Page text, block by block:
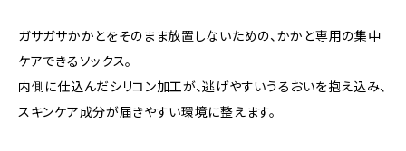
ガサガサかかとをそのまま放置しないための、かかと専用の集中
ケアできるソックス。
内側に仕込んだシリコン加工が、逃げやすいうるおいを抱え込み、
スキンケア成分が届きやすい環境に整えます。